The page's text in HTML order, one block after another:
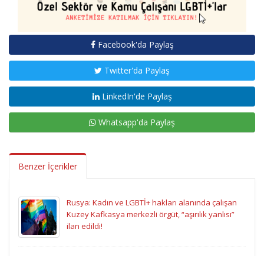
Facebook'da Paylaş
Twitter'da Paylaş
LinkedIn'de Paylaş
Whatsapp'da Paylaş
Benzer İçerikler
Rusya: Kadın ve LGBTİ+ hakları alanında çalışan
Kuzey Kafkasya merkezli örgüt, “aşırılık yanlısı”
ilan edildi!